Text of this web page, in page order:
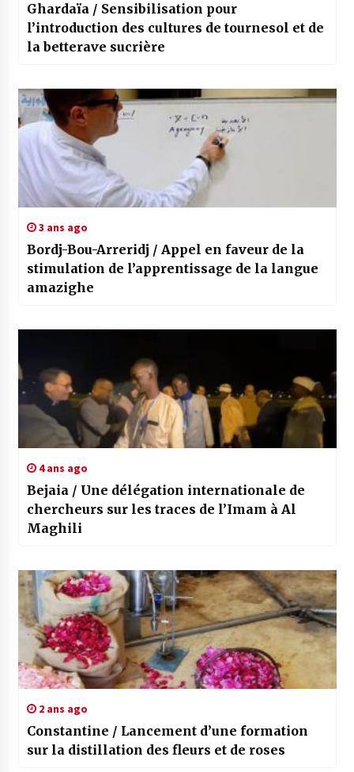
Ghardaïa / Sensibilisation pour
l’introduction des cultures de tournesol et de
la betterave sucrière
3 ans ago
Bordj-Bou-Arreridj / Appel en faveur de la
stimulation de l’apprentissage de la langue
amazighe
4 ans ago
Bejaia / Une délégation internationale de
chercheurs sur les traces de l’Imam à Al
Maghili
2 ans ago
Constantine / Lancement d’une formation
sur la distillation des fleurs et de roses